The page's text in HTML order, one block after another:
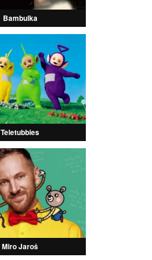
Bambulka
Teletubbies
Miro Jaroš